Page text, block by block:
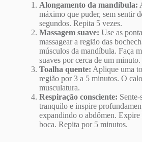
Alongamento da mandíbula:
máximo que puder, sem sentir
segundos. Repita 5 vezes.
Massagem suave: Use as
massagear a região das
músculos da mandíbula. Faça
suaves por cerca de um minuto.
Toalha quente: Aplique uma
região por 3 a 5 minutos. O
musculatura.
Respiração consciente:
tranquilo e inspire
expandindo o abdômen. Expire
boca. Repita por 5 minutos.